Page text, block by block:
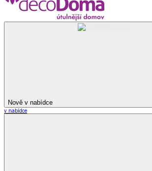
Nově v nabídce
v nabídce